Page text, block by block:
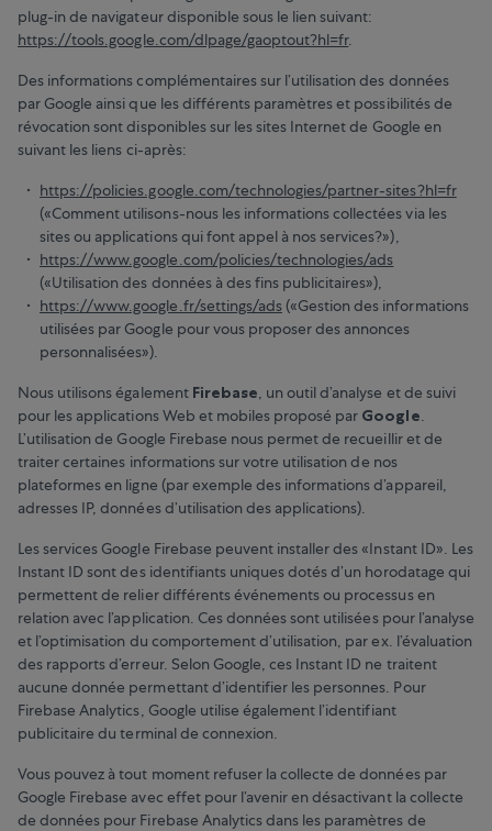
plug-in de navigateur disponible sous le lien suivant:
https://tools.google.com/dlpage/gaoptout?hl=fr.
Des informations complémentaires sur l’utilisation des données
par Google ainsi que les différents paramètres et possibilités de
révocation sont disponibles sur les sites Internet de Google en
suivant les liens ci-après:
https://policies.google.com/technologies/partner-sites?hl=fr
(«Comment utilisons-nous les informations collectées via les
sites ou applications qui font appel à nos services?»),
https://www.google.com/policies/technologies/ads
(«Utilisation des données à des fins publicitaires»),
https://www.google.fr/settings/ads(«Gestion des informations
utilisées par Google pour vous proposer des annonces
personnalisées»).
Nous utilisons également Firebase, un outil d’analyse et de suivi
pour les applications Web et mobiles proposé par Google.
L’utilisation de Google Firebase nous permet de recueillir et de
traiter certaines informations sur votre utilisation de nos
plateformes en ligne (par exemple des informations d’appareil,
adresses IP, données d’utilisation des applications).
Les services Google Firebase peuvent installer des «Instant ID». Les
Instant ID sont des identifiants uniques dotés d’un horodatage qui
permettent de relier différents événements ou processus en
relation avec l’application. Ces données sont utilisées pour l’analyse
et l’optimisation du comportement d’utilisation, par ex. l’évaluation
des rapports d’erreur. Selon Google, ces Instant ID ne traitent
aucune donnée permettant d’identifier les personnes. Pour
Firebase Analytics, Google utilise également l’identifiant
publicitaire du terminal de connexion.
Vous pouvez à tout moment refuser la collecte de données par
Google Firebase avec effet pour l’avenir en désactivant la collecte
de données pour Firebase Analytics dans les paramètres de